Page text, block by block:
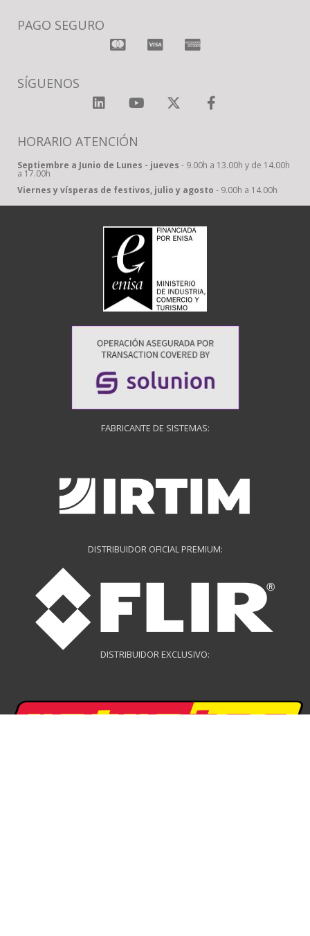
PAGO SEGURO
SÍGUENOS
HORARIO ATENCIÓN
Septiembre a Junio de Lunes - jueves - 9.00h a 13.00h y de 14.00h
a 17.00h
Viernes y vísperas de festivos, julio y agosto - 9.00h a 14.00h
FABRICANTE DE SISTEMAS:
DISTRIBUIDOR OFICIAL PREMIUM:
DISTRIBUIDOR EXCLUSIVO: